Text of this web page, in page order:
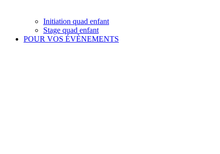
Initiation quad enfant
Stage quad enfant
POUR VOS ÉVÈNEMENTS